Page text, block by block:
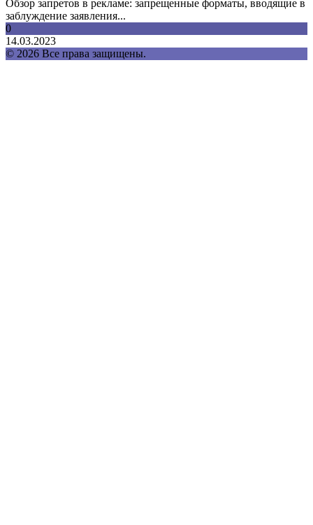
Обзор запретов в рекламе: запрещенные форматы, вводящие в
заблуждение заявления...
0
14.03.2023
© 2026 Все права защищены.